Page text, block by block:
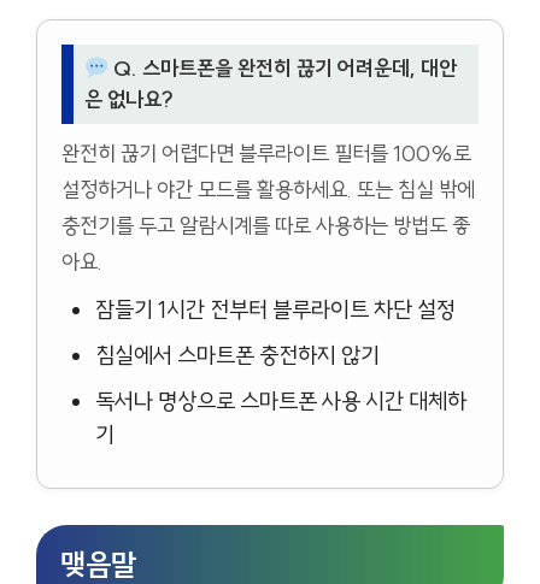
Q. 스마트폰을 완전히 끊기 어려운데, 대안
은 없나요?
완전히 끊기 어렵다면 블루라이트 필터를 100%로
설정하거나 야간 모드를 활용하세요. 또는 침실 밖에
충전기를 두고 알람시계를 따로 사용하는 방법도 좋
아요.
잠들기 1시간 전부터 블루라이트 차단 설정
침실에서 스마트폰 충전하지 않기
독서나 명상으로 스마트폰 사용 시간 대체하
기
맺음말